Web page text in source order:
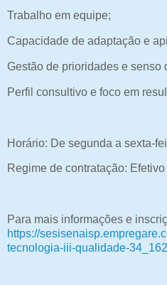
Trabalho em equipe;
Capacidade de adaptação e
Gestão de prioridades e senso
Perfil consultivo e foco em
Horário: De segunda a sexta-
Regime de contratação:
Para mais informações e
https://
tecnologia-iii-qualidade-